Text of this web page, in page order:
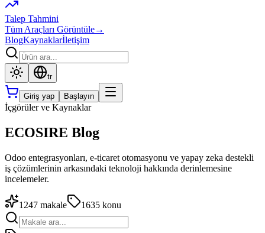
Talep Tahmini
Tüm Araçları Görüntüle→
BlogKaynaklarİletişim
tr
Giriş yap Başlayın
İçgörüler ve Kaynaklar
ECOSIRE Blog
Odoo entegrasyonları, e-ticaret otomasyonu ve yapay zeka destekli
iş çözümlerinin arkasındaki teknoloji hakkında derinlemesine
incelemeler.
1247 makale 1635 konu